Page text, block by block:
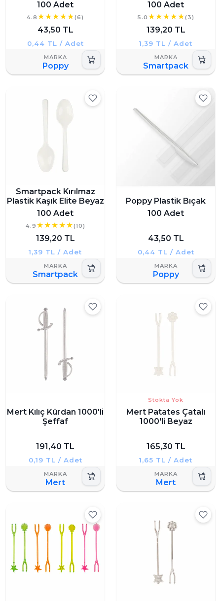
100 Adet
4.8 (6)
43,50 TL
0,44 TL / Adet
Poppy
100 Adet
5.0 (3)
139,20 TL
1,39 TL / Adet
Smartpack
Smartpack Kırılmaz
Plastik Kaşık Elite Beyaz
100 Adet
4.9 (10)
139,20 TL
1,39 TL / Adet
Smartpack
Poppy Plastik Bıçak
100 Adet
43,50 TL
0,44 TL / Adet
Poppy
Mert Kılıç Kürdan 1000'li
Şeffaf
191,40 TL
0,19 TL / Adet
Mert
Stokta Yok
Mert Patates Çatalı
1000'li Beyaz
165,30 TL
1,65 TL / Adet
Mert